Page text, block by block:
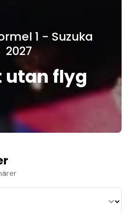
1 - Suzuka
2027
utan flyg